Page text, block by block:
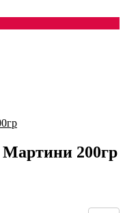
Мартини 200гр